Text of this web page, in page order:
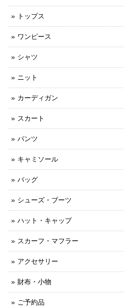
トップス
ワンピース
シャツ
ニット
カーディガン
スカート
パンツ
キャミソール
バッグ
シューズ・ブーツ
ハット・キャップ
スカーフ・マフラー
アクセサリー
財布・小物
ご予約品